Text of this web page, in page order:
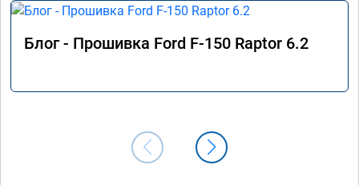
Блог - Прошивка Ford F-150 Raptor 6.2